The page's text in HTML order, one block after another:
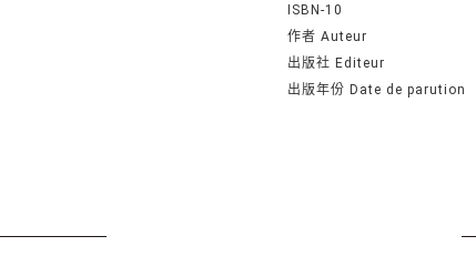
ISBN-10
作者 Auteur
出版社 Editeur
出版年份 Date de parution